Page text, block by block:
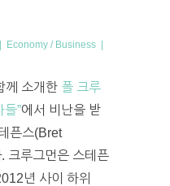
| Economy / Business |
께 소개한 폴 크루
들”에서 비난을 받
픈스(Bret
크루그먼은 스테픈
년 사이 하위